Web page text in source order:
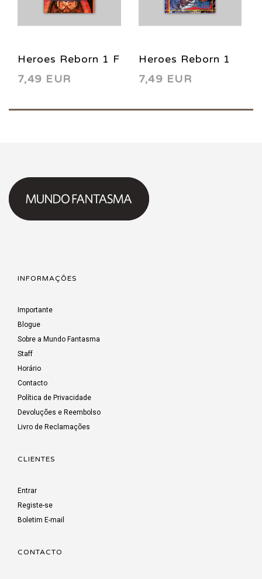
Heroes Reborn 1 F
2021
7,49 EUR
Heroes Reborn 1
D 2021
7,49 EUR
INFORMAÇÕES
Importante
Blogue
Sobre a Mundo Fantasma
Staff
Horário
Contacto
Política de Privacidade
Devoluções e Reembolso
Livro de Reclamações
CLIENTES
Entrar
Registe-se
Boletim E-mail
CONTACTO